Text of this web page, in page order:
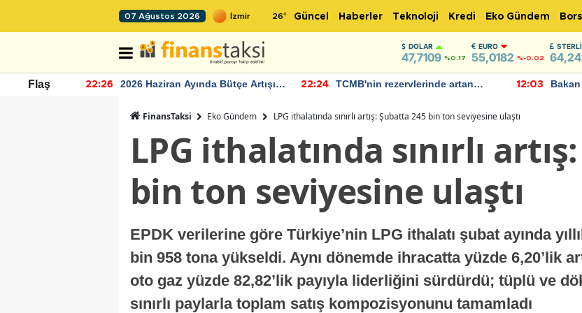
07 Ağustos 2026 26° Güncel Haberler Teknoloji Kredi Eko Gündem
DOLAR
47,7109 %0.17
EURO
55,0182 %-0.02
Flaş 22:26
2026 Haziran Ayında Bütçe Artışı
22:24
TCMB'nin rezervlerinde artan
12:03
FinansTaksi Eko Gündem LPG ithalatında sınırlı artış: Şubatta 245 bin ton seviyesine ulaştı
LPG ithalatında sınırlı
bin ton seviyesine ulaştı
EPDK verilerine göre Türkiye’nin LPG ithalatı şubat ayında
bin 958 tona yükseldi. Aynı dönemde ihracatta yüzde 6,20’lik
oto gaz yüzde 82,82’lik payıyla liderliğini sürdürdü; tüplü ve
sınırlı paylarla toplam satış kompozisyonunu tamamladı